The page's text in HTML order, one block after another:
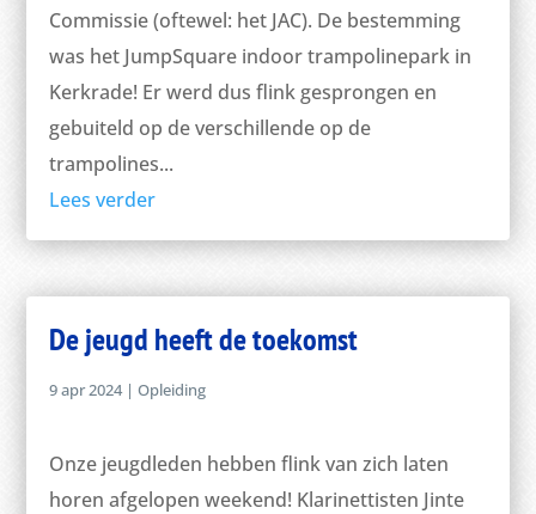
Commissie (oftewel: het JAC). De bestemming
was het JumpSquare indoor trampolinepark in
Kerkrade! Er werd dus flink gesprongen en
gebuiteld op de verschillende op de
trampolines...
Lees verder
De jeugd heeft de toekomst
9 apr 2024|Opleiding
Onze jeugdleden hebben flink van zich laten
horen afgelopen weekend! Klarinettisten Jinte